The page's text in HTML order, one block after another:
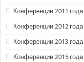
Конференции 2011 года
Конференции 2012 года
Конференции 2013 года
Конференции 2015 года